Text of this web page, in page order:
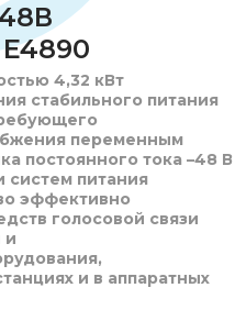
4,32 кВт
стабильного питания
переменным
постоянного тока –48 В
систем питания
эффективно
голосовой связи
и
и в аппаратных